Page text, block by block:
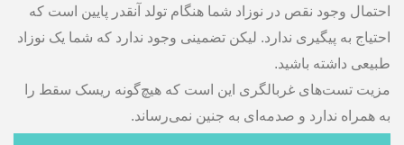
احتمال وجود نقص در نوزاد شما هنگام تولد آنقدر پایین است که
احتیاج به پیگیری ندارد. لیکن تضمینی وجود ندارد که شما یک نوزاد
طبیعی داشته باشید.
مزیت تست‌های غربالگری این است که هیچ‌گونه ریسک سقط را
به همراه ندارد و صدمه‌ای به جنین نمی‌رساند.